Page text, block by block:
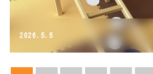
2026.5.5